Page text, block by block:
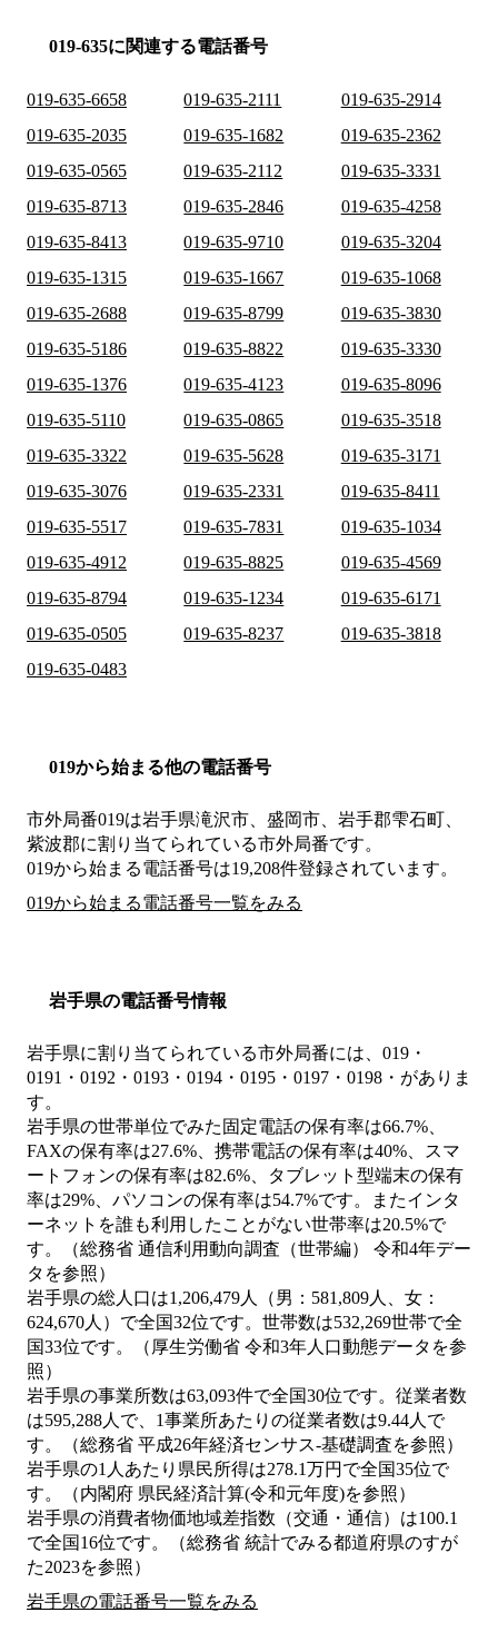
019-635に関連する電話番号
019-635-6658 019-635-2111
019-635-2914
019-635-2035
019-635-1682
019-635-2362
019-635-0565
019-635-2112
019-635-3331
019-635-8713
019-635-2846
019-635-4258
019-635-8413
019-635-9710
019-635-3204
019-635-1315
019-635-1667
019-635-1068
019-635-2688
019-635-8799
019-635-3830
019-635-5186
019-635-8822
019-635-3330
019-635-1376
019-635-4123
019-635-8096
019-635-5110
019-635-0865
019-635-3518
019-635-3322
019-635-5628
019-635-3171
019-635-3076
019-635-2331
019-635-8411
019-635-5517
019-635-7831
019-635-1034
019-635-4912
019-635-8825
019-635-4569
019-635-8794
019-635-1234
019-635-6171
019-635-0505
019-635-8237
019-635-3818
019-635-0483
019から始まる他の電話番号
市外局番019は岩手県滝沢市、盛岡市、岩手郡雫石町、
紫波郡に割り当てられている市外局番です。
019から始まる電話番号は19,208件登録されています。
019から始まる電話番号一覧をみる
岩手県の電話番号情報
岩手県に割り当てられている市外局番には、019・
0191・0192・0193・0194・0195・0197・0198・がありま
す。
岩手県の世帯単位でみた固定電話の保有率は66.7%、
FAXの保有率は27.6%、携帯電話の保有率は40%、スマ
ートフォンの保有率は82.6%、タブレット型端末の保有
率は29%、パソコンの保有率は54.7%です。またインタ
ーネットを誰も利用したことがない世帯率は20.5%で
す。（総務省 通信利用動向調査（世帯編） 令和4年デー
タを参照）
岩手県の総人口は1,206,479人（男：581,809人、女：
624,670人）で全国32位です。世帯数は532,269世帯で全
国33位です。（厚生労働省 令和3年人口動態データを参
照）
岩手県の事業所数は63,093件で全国30位です。従業者数
は595,288人で、1事業所あたりの従業者数は9.44人で
す。（総務省 平成26年経済センサス‐基礎調査を参照）
岩手県の1人あたり県民所得は278.1万円で全国35位で
す。（内閣府 県民経済計算(令和元年度)を参照）
岩手県の消費者物価地域差指数（交通・通信）は100.1
で全国16位です。（総務省 統計でみる都道府県のすが
た2023を参照）
岩手県の電話番号一覧をみる